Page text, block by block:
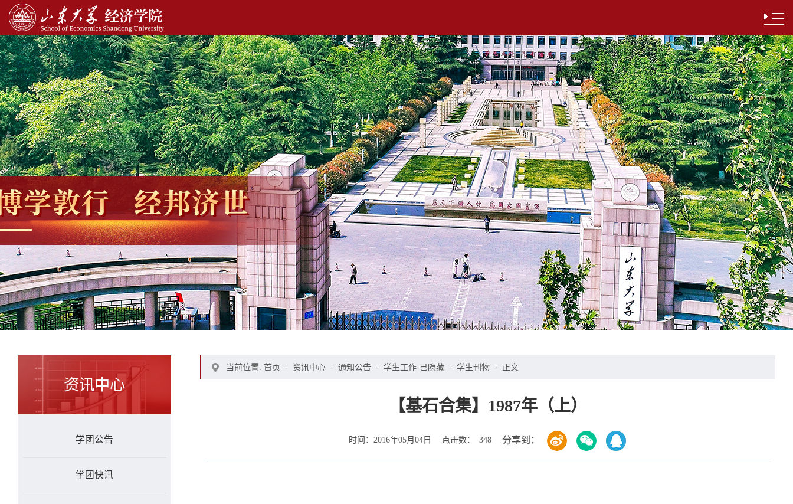
资讯中心
学团公告
学团快讯
当前位置: 首页 - 资讯中心 - 通知公告 - 学生工作-已隐藏 - 学生刊物 - 正文
【基石合集】1987年（上）
时间： 2016年05月04日 点击数： 348 分享到：